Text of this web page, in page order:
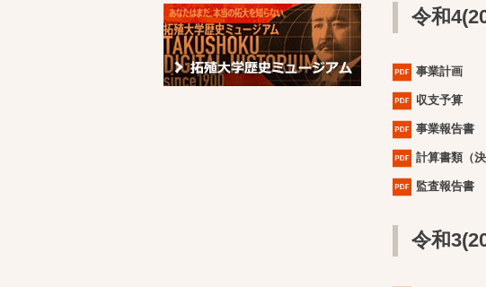
令和
事業計画
収支予算
事業報告書
計算書類（決
監査報告書
令和